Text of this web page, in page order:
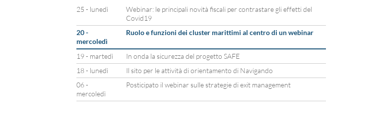
25 - lunedì
Webinar: le principali novità fiscali per contrastare gli effetti del
Covid19
20 -
mercoledì
Ruolo e funzioni dei cluster marittimi al centro di un webinar
19 - martedì
In onda la sicurezza del progetto SAFE
18 - lunedì
Il sito per le attività di orientamento di Navigando
06 -
mercoledì
Posticipato il webinar sulle strategie di exit management